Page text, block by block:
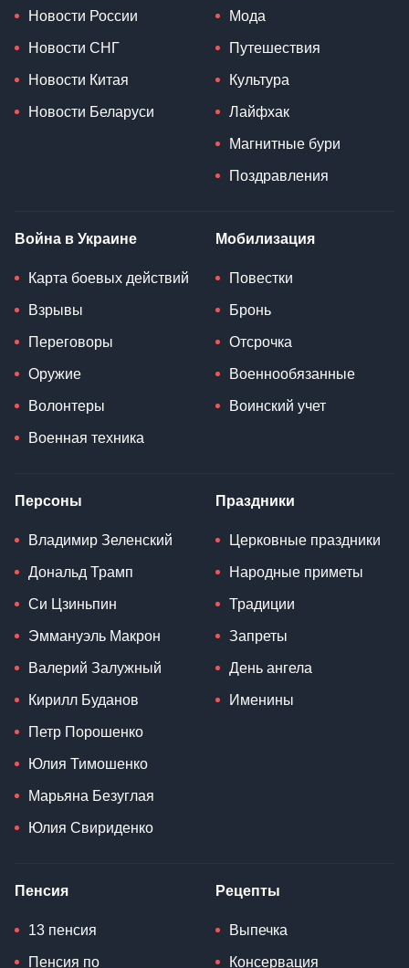
Новости России
Новости СНГ
Новости Китая
Новости Беларуси
Мода
Путешествия
Культура
Лайфхак
Магнитные бури
Поздравления
Война в Украине
Карта боевых действий
Взрывы
Переговоры
Оружие
Волонтеры
Военная техника
Мобилизация
Повестки
Бронь
Отсрочка
Военнообязанные
Воинский учет
Персоны
Владимир Зеленский
Дональд Трамп
Си Цзиньпин
Эммануэль Макрон
Валерий Залужный
Кирилл Буданов
Петр Порошенко
Юлия Тимошенко
Марьяна Безуглая
Юлия Свириденко
Праздники
Церковные праздники
Народные приметы
Традиции
Запреты
День ангела
Именины
Пенсия
13 пенсия
Пенсия по
Рецепты
Выпечка
Консервация